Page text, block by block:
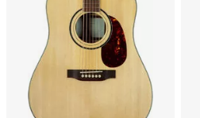
Sintetizadores & samplers
Grabación